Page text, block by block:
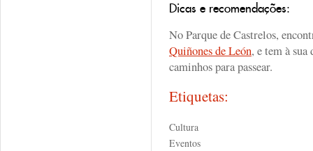
Dicas e recomendações:
No Parque de Castrelos,
Quiñones de León, e tem à
caminhos para passear.
Etiquetas:
Cultura
Eventos